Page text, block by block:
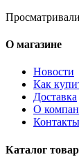
Просматривали
О магазине
Новости
Как
Доставка
О
Контакты
Каталог